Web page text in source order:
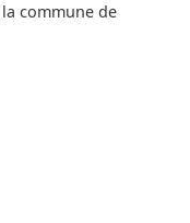
commune de